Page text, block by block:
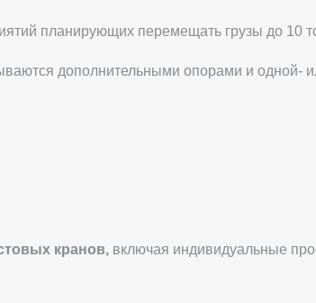
планирующих перемещать грузы до 10
дополнительными опорами и одной-
кранов, включая индивидуальные